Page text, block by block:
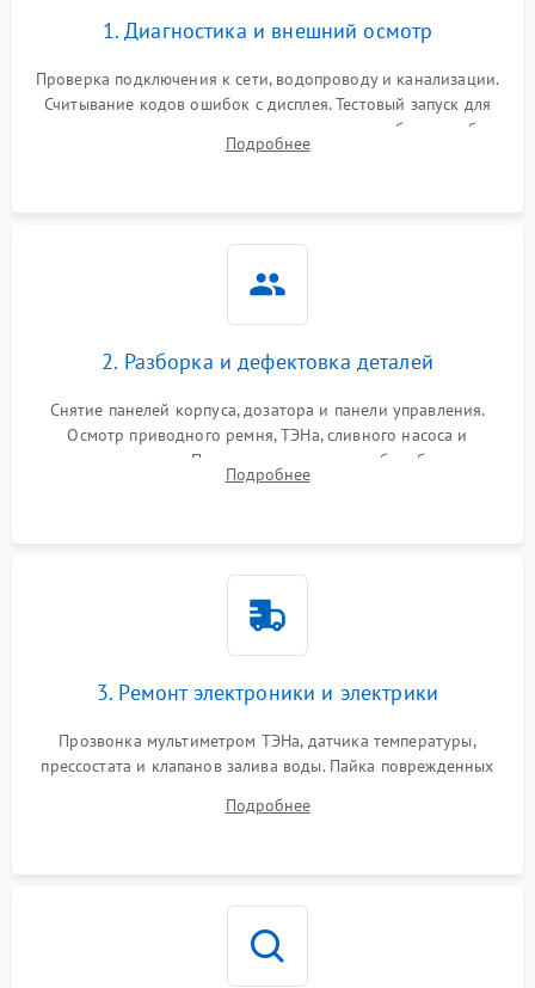
1. Диагностика и внешний осмотр
Проверка подключения к сети, водопроводу и канализации.
Считывание кодов ошибок с дисплея. Тестовый запуск для
выявления посторонних шумов, протечек или сбоев в работе
электронного модуля управления.
Подробнее
2. Разборка и дефектовка деталей
Снятие панелей корпуса, дозатора и панели управления.
Осмотр приводного ремня, ТЭНа, сливного насоса и
амортизаторов. Проверка подшипников барабана и
крестовины на износ, а манжеты люка на разрывы.
Подробнее
3. Ремонт электроники и электрики
Прозвонка мультиметром ТЭНа, датчика температуры,
прессостата и клапанов залива воды. Пайка поврежденных
Восстановление целостности проводки и контактов.
Подробнее